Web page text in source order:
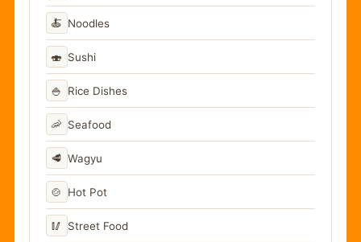
🍝 Noodles
🍣 Sushi
🍚 Rice Dishes
🦐 Seafood
🥩 Wagyu
🍲 Hot Pot
🥢 Street Food